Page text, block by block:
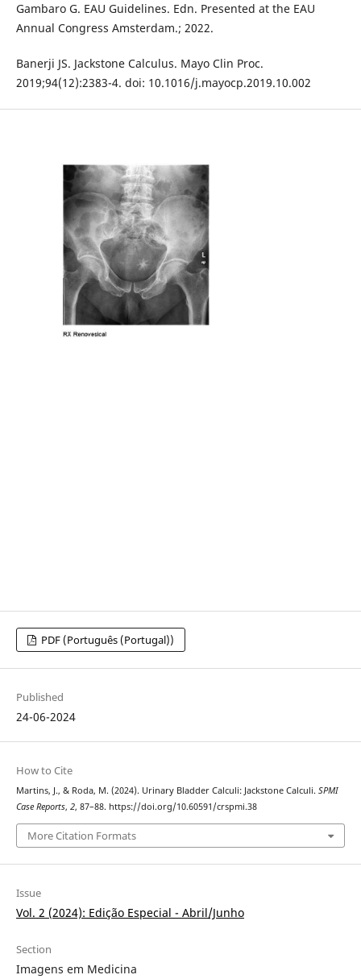
Gambaro G. EAU Guidelines. Edn. Presented at the EAU
Annual Congress Amsterdam.; 2022.
Banerji JS. Jackstone Calculus. Mayo Clin Proc.
2019;94(12):2383-4. doi: 10.1016/j.mayocp.2019.10.002
PDF (Português (Portugal))
Published
24-06-2024
How to Cite
Martins, J., & Roda, M. (2024). Urinary Bladder Calculi: Jackstone Calculi. SPMI
Case Reports, 2, 87–88. https://doi.org/10.60591/crspmi.38
More Citation Formats
Issue
Vol. 2 (2024): Edição Especial - Abril/Junho
Section
Imagens em Medicina